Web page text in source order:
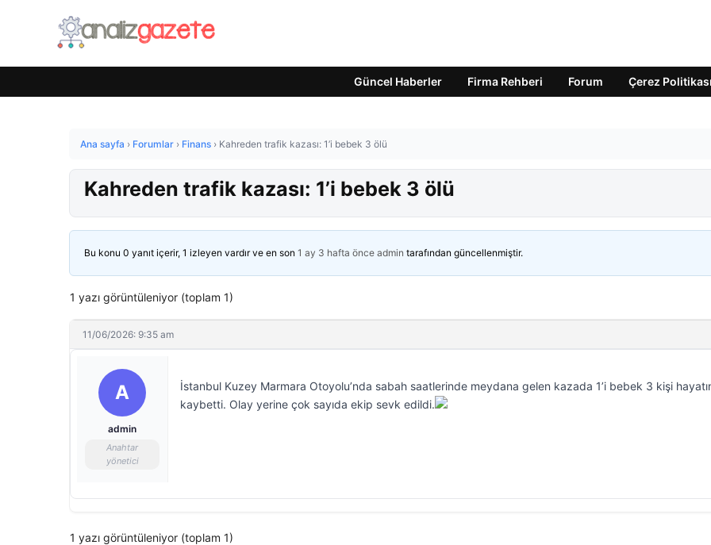
Güncel Haberler Firma Rehberi Forum Çerez Politikası
Ana sayfa › Forumlar › Finans › Kahreden trafik kazası: 1’i bebek 3 ölü
Kahreden trafik kazası: 1’i bebek 3 ölü
Bu konu 0 yanıt içerir, 1 izleyen vardır ve en son 1 ay 3 hafta önce admin tarafından güncellenmiştir.
1 yazı görüntüleniyor (toplam 1)
11/06/2026: 9:35 am
A
admin
Anahtar
yönetici
İstanbul Kuzey Marmara Otoyolu’nda sabah saatlerinde meydana gelen kazada 1’i bebek 3 kişi
kaybetti. Olay yerine çok sayıda ekip sevk edildi.
1 yazı görüntüleniyor (toplam 1)